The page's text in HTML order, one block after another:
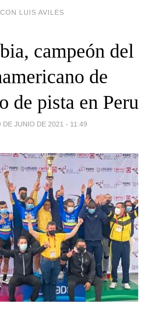
LUIS AVILES
campeón del
de
de pista en Peru
DE JUNIO DE 2021 - 11:49